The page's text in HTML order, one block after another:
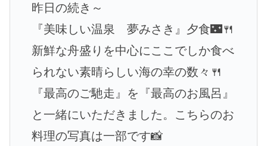
昨日の続き～
『美味しい温泉 夢みさき』夕食🌃🍴
新鮮な舟盛りを中心にここでしか食べ
られない素晴らしい海の幸の数々🍴
『最高のご馳走』を『最高のお風呂』
と一緒にいただきました。こちらのお
料理の写真は一部です📸